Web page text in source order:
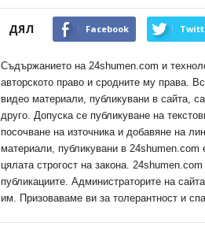
ДЯЛ Facebook
Съдържанието на 24shumen.com и
авторското право и сродните му права.
видео материали, публикувани в сайта,
друго. Допуска се публикуване на
посочване на източника и добавяне на
материали, публикувани в
цялата строгост на закона.
публикациите. Администраторите на
им. Призоваваме ви за толерантност и